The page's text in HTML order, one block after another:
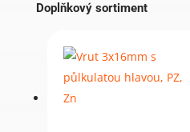
Doplňkový sortiment